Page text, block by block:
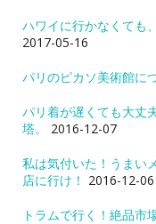
ハワイに行かなくても
2017-05-16
パリのピカソ美術館に
パリ着が遅くても大丈
塔。
2016-12-07
私は気付いた！うまい
店に行け！ 2016-12-06
トラムで行く！絶品市